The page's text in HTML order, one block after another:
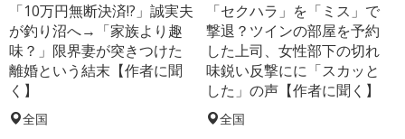
「10万円無断決済!?」誠実夫
が釣り沼へ→「家族より趣
味？」限界妻が突きつけた
離婚という結末【作者に聞
く】
全国
「セクハラ」を「ミス」で
撃退？ツインの部屋を予約
した上司、女性部下の切れ
味鋭い反撃にに「スカッと
した」の声【作者に聞く】
全国